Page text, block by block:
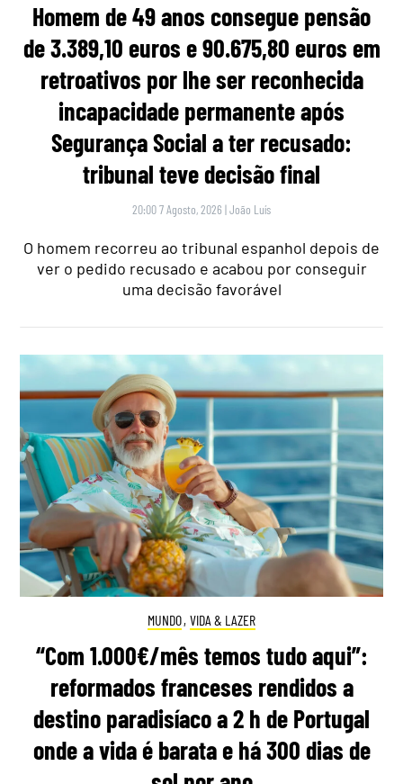
Homem de 49 anos consegue pensão
de 3.389,10 euros e 90.675,80 euros em
retroativos por lhe ser reconhecida
incapacidade permanente após
Segurança Social a ter recusado:
tribunal teve decisão final
20:00 7 Agosto, 2026 |João Luís
O homem recorreu ao tribunal espanhol depois de
ver o pedido recusado e acabou por conseguir
uma decisão favorável
MUNDO, VIDA & LAZER
“Com 1.000€/mês temos tudo aqui”:
reformados franceses rendidos a
destino paradisíaco a 2 h de Portugal
onde a vida é barata e há 300 dias de